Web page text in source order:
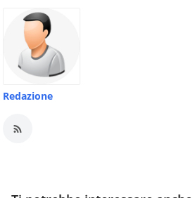
Redazione